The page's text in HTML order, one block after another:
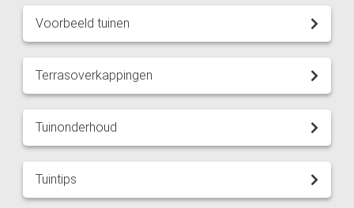
Voorbeeld tuinen
Terrasoverkappingen
Tuinonderhoud
Tuintips